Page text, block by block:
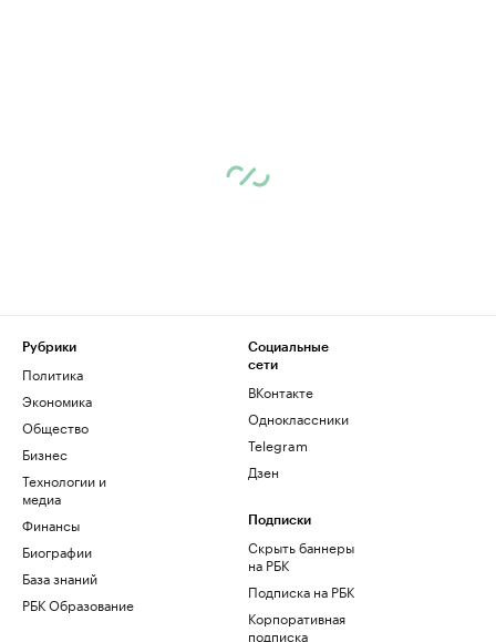
Рубрики
Политика
Экономика
Общество
Бизнес
Технологии и
медиа
Финансы
Биографии
База знаний
РБК Образование
Социальные
сети
ВКонтакте
Одноклассники
Telegram
Дзен
Подписки
Скрыть баннеры
на РБК
Подписка на РБК
Корпоративная
подписка